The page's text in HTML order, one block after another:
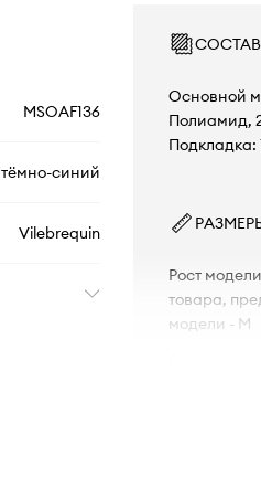
MSOAF136
тёмно-синий
Vilebrequin
СОСТАВ
Основной
Полиамид,
Рост
товара,
модели - M